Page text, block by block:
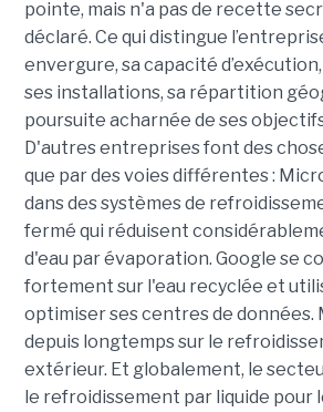
pointe, mais n'a pas de recette
déclaré. Ce qui distingue
envergure, sa capacité
ses installations, sa répartition
poursuite acharnée de ses
D'autres entreprises font des
que par des voies différentes :
dans des systèmes de
fermé qui réduisent
d'eau par évaporation. Google se
fortement sur l'eau recyclée et
optimiser ses centres de données.
depuis longtemps sur le
extérieur. Et globalement, le
le refroidissement par liquide pour